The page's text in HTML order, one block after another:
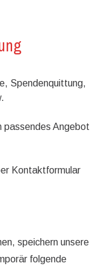
Spendenquittung,
passendes Angebot
Kontaktformular
speichern unsere
folgende